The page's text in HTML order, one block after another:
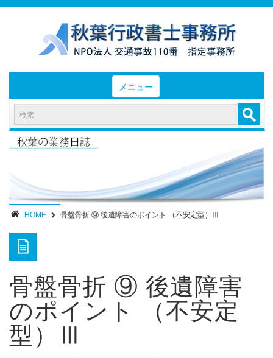
メニュー
HOME
お知らせと業務日誌
- 後遺障害等級認定実績（初回申請）
- 後遺障害等級認定実績（異議申立）
部位別症状
- 部位別解説 ～ 交通事故外傷の教科書
- 高次脳機能障害の皆様へ
保険の百科事典
事務所紹介
HOME 骨盤骨折 ⑨ 後遺障害のポイント （不安定型）Ⅲ
骨盤骨折 ⑨ 後遺障害
のポイント （不安定
型）Ⅲ